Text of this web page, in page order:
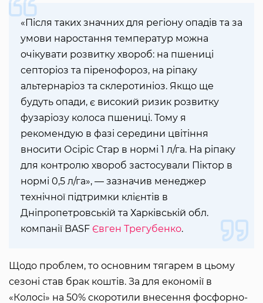
«Після таких значних для регіону опадів та за
умови наростання температур можна
очікувати розвитку хвороб: на пшениці
септоріоз та піренофороз, на ріпаку
альтернаріоз та склеротиніоз. Якщо ще
будуть опади, є високий ризик розвитку
фузаріозу колоса пшениці. Тому я
рекомендую в фазі середини цвітіння
вносити Осіріс Стар в нормі 1 л/га. На ріпаку
для контролю хвороб застосували Піктор в
нормі 0,5 л/га», — зазначив менеджер
технічної підтримки клієнтів в
Дніпропетровській та Харківській обл.
компанії BASF Євген Трегубенко.
Щодо проблем, то основним тягарем в цьому
сезоні став брак коштів. За для економії в
«Колосі» на 50% скоротили внесення фосфорно-